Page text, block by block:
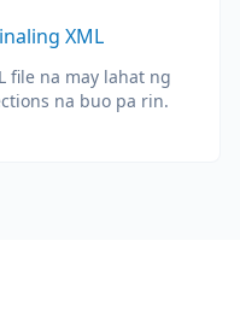
XML
file na may lahat ng
na buo pa rin.